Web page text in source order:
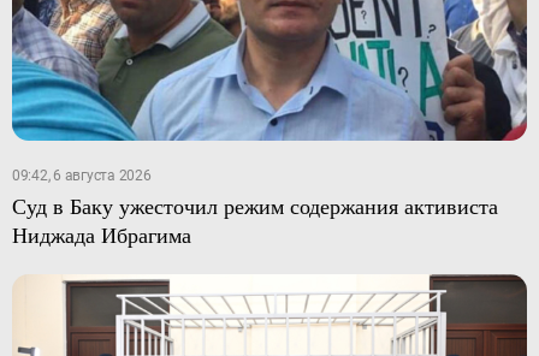
09:42, 6 августа 2026
Суд в Баку ужесточил режим содержания активиста
Ниджада Ибрагима